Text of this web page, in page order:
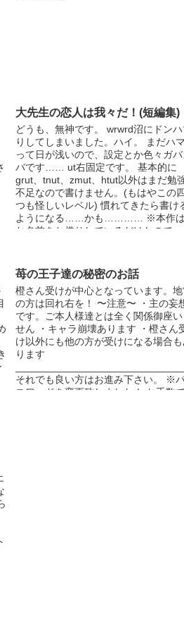
大先生の恋人は我々だ！(短編集)
どうも、無神です。 wrwrd沼にドンハ
りしてしまいました。ハイ。 まだハマ
って日が浅いので、設定とか色々ガ
バです…… ut右固定です。 基本的に
grut、tnut、zmut、htut以外はまだ勉
不足なので書けません。(もはやこの
つも怪しいレベル) 慣れてきたら書け
ようになる……かも………… ※本作は
お名前をお借りしているだけなので、
苺の王子達の秘密のお話
橙さん受けが中心となっています。
の方は回れ右を！ 〜注意〜 ・主の妄
です。ご本人様達とは全く関係御座い
せん ・キャラ崩壊あります ・橙さん
け以外にも他の方が受けになる場合も
ります
それでも良い方はお進み下さい。 ※
スワードを変更致しました！ お手数で